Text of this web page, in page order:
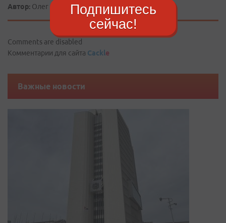
Автор: Олег КОТОВ
Comments are disabled
Комментарии для сайта Cackle
Важные новости
Подпишитесь
сейчас!